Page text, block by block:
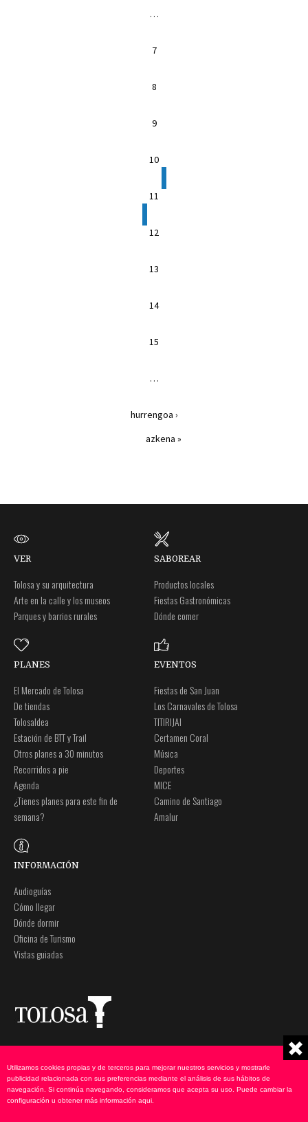
…
7
8
9
10
11
12
13
14
15
…
hurrengoa ›
azkena »
VER
Tolosa y su arquitectura
Arte en la calle y los museos
Parques y barrios rurales
SABOREAR
Productos locales
Fiestas Gastronómicas
Dónde comer
PLANES
El Mercado de Tolosa
De tiendas
Tolosaldea
Estación de BTT y Trail
Otros planes a 30 minutos
Recorridos a pie
Agenda
¿Tienes planes para este fin de
semana?
EVENTOS
Fiestas de San Juan
Los Carnavales de Tolosa
TITIRIJAI
Certamen Coral
Música
Deportes
MICE
Camino de Santiago
Amalur
INFORMACIÓN
Audioguías
Cómo llegar
Dónde dormir
Oficina de Turismo
Vistas guiadas
Plaza Zaharra 6Aaa
20400 Tolosa, Gipuzkoa
943 69 75 00
udate@tolosa.eus
Nota legal
Política de privacidad
Política de cookies
Utilizamos cookies propias y de terceros para mejorar nuestros servicios y mostrarle
publicidad relacionada con sus preferencias mediante el análisis de sus hábitos de
navegación. Si continúa navegando, consideramos que acepta su uso. Puede cambiar la
configuración u obtener más información aqui.